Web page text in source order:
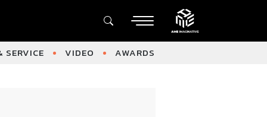
SERVICE VIDEO AWARDS